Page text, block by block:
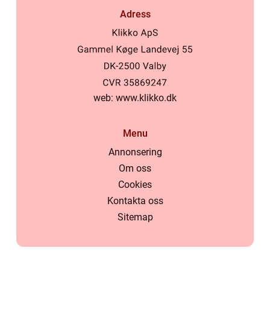
Adress
web: www.klikko.dk
Menu
Annonsering
Om oss
Cookies
Kontakta oss
Sitemap